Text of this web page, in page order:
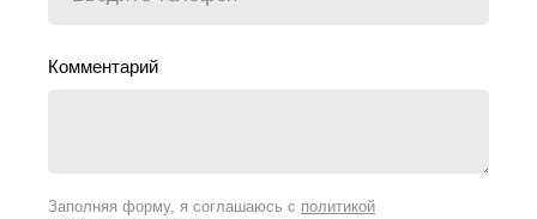
Комментарий
Заполняя форму, я соглашаюсь с политикой